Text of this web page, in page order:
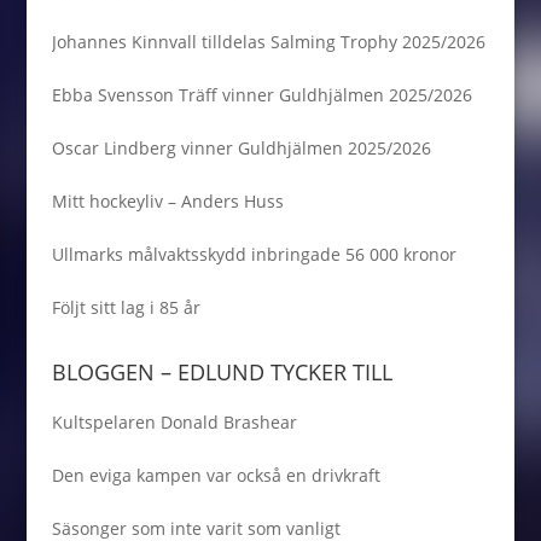
Johannes Kinnvall tilldelas Salming Trophy 2025/2026
Ebba Svensson Träff vinner Guldhjälmen 2025/2026
Oscar Lindberg vinner Guldhjälmen 2025/2026
Mitt hockeyliv – Anders Huss
Ullmarks målvaktsskydd inbringade 56 000 kronor
Följt sitt lag i 85 år
BLOGGEN – EDLUND TYCKER TILL
Kultspelaren Donald Brashear
Den eviga kampen var också en drivkraft
Säsonger som inte varit som vanligt